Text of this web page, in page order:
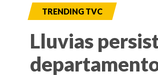
TRENDING TVC
Lluvias